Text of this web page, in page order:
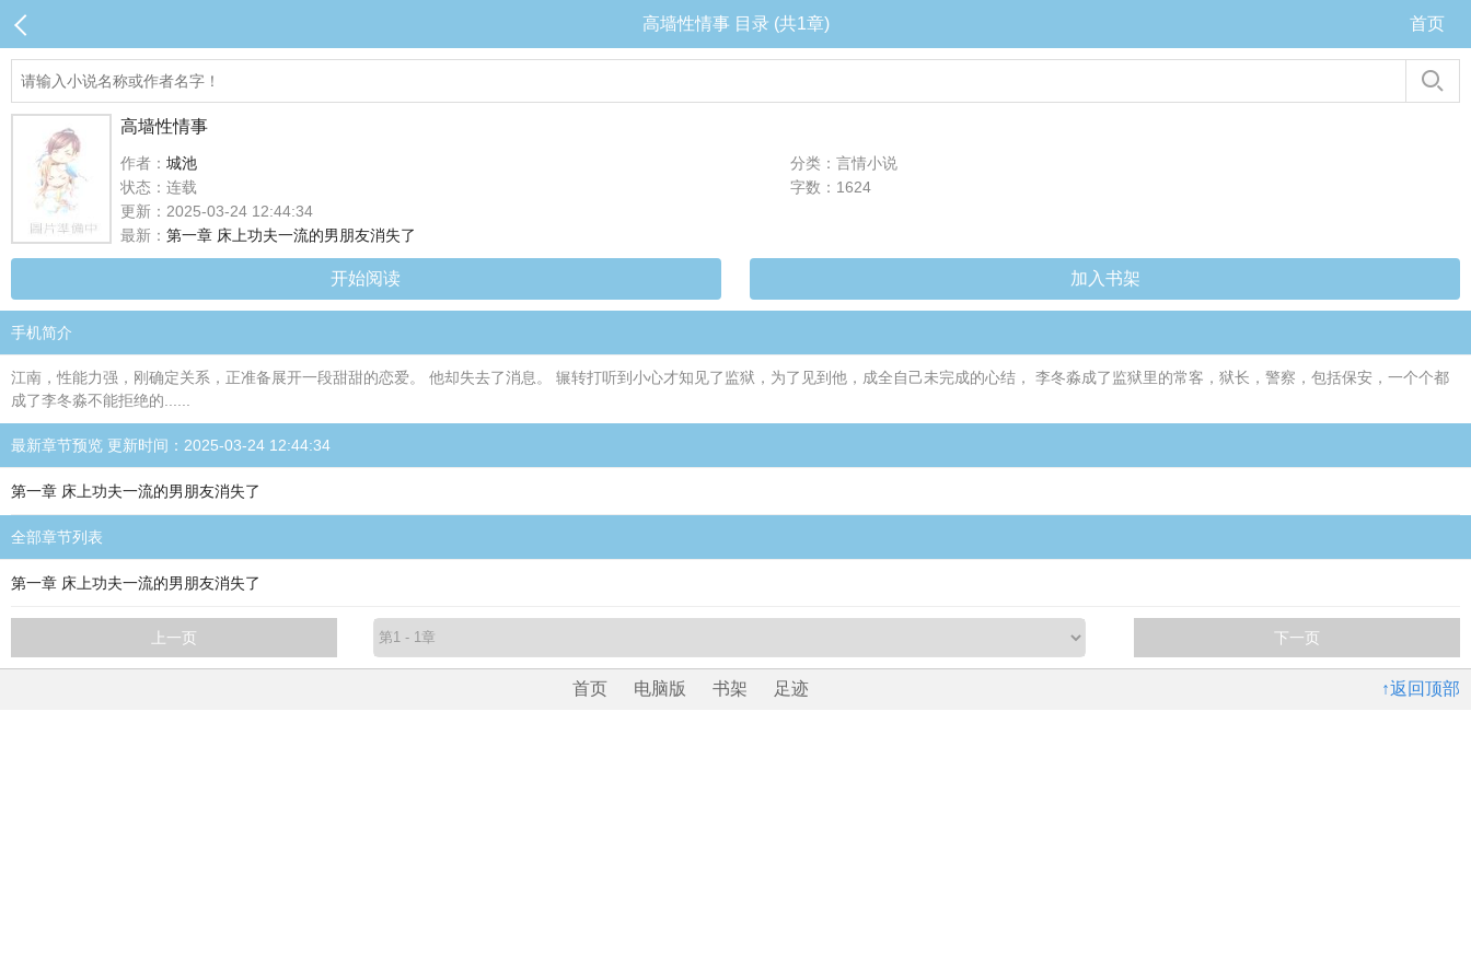
高墙性情事 目录 (共1章) 首页
高墙性情事
作者： 城池
分类：言情小说
状态：连载
字数：1624
更新：2025-03-24 12:44:34
最新： 第一章 床上功夫一流的男朋友消失了
开始阅读 加入书架
手机简介
江南，性能力强，刚确定关系，正准备展开一段甜甜的恋爱。 他却失去了消息。 辗转打听到小心才知见了监狱，为了见到他，成全自己未完成的心结， 李冬淼成了监狱里的常客，狱长，警察，包括保安，一个个都
成了李冬淼不能拒绝的......
最新章节预览 更新时间：2025-03-24 12:44:34
第一章 床上功夫一流的男朋友消失了
全部章节列表
第一章 床上功夫一流的男朋友消失了
上一页 下一页
↑返回顶部
首页 电脑版 书架 足迹